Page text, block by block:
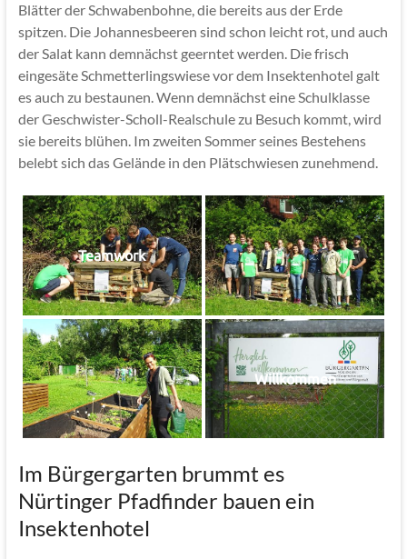
Blätter der Schwabenbohne, die bereits aus der Erde
spitzen. Die Johannesbeeren sind schon leicht rot, und auch
der Salat kann demnächst geerntet werden. Die frisch
eingesäte Schmetterlingswiese vor dem Insektenhotel galt
es auch zu bestaunen. Wenn demnächst eine Schulklasse
der Geschwister-Scholl-Realschule zu Besuch kommt, wird
sie bereits blühen. Im zweiten Sommer seines Bestehens
belebt sich das Gelände in den Plätschwiesen zunehmend.
Teamwork
Willkommen
Im Bürgergarten brummt es
Nürtinger Pfadfinder bauen ein
Insektenhotel